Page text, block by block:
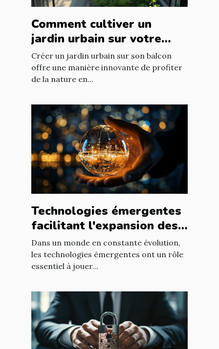
Comment cultiver un
jardin urbain sur votre
balcon
Créer un jardin urbain sur son balcon
offre une manière innovante de profiter
de la nature en...
Technologies émergentes
facilitant l'expansion des
entreprises
Dans un monde en constante évolution,
les technologies émergentes ont un rôle
essentiel à jouer...